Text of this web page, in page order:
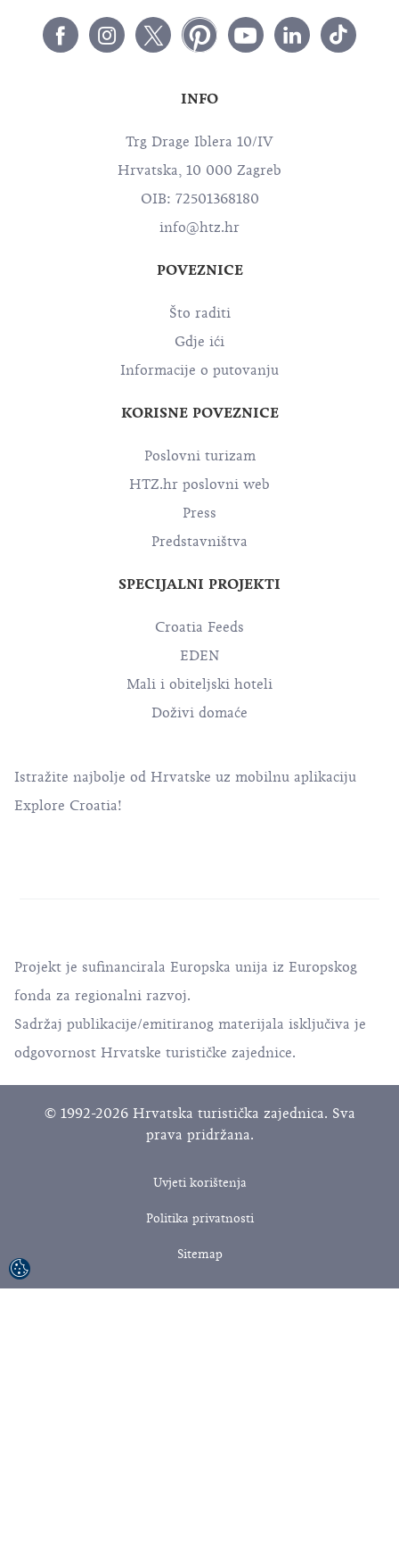
INFO
Trg Drage Iblera 10/IV
Hrvatska, 10 000 Zagreb
OIB: 72501368180
info@htz.hr
POVEZNICE
Što raditi
Gdje ići
Informacije o putovanju
KORISNE POVEZNICE
Poslovni turizam
HTZ.hr poslovni web
Press
Predstavništva
SPECIJALNI PROJEKTI
Croatia Feeds
EDEN
Mali i obiteljski hoteli
Doživi domaće
Istražite najbolje od Hrvatske uz mobilnu aplikaciju
Explore Croatia!
Projekt je sufinancirala Europska unija iz Europskog
fonda za regionalni razvoj.
Sadržaj publikacije/emitiranog materijala isključiva je
odgovornost Hrvatske turističke zajednice.
© 1992-2026 Hrvatska turistička zajednica. Sva
prava pridržana.
Uvjeti korištenja
Politika privatnosti
Sitemap